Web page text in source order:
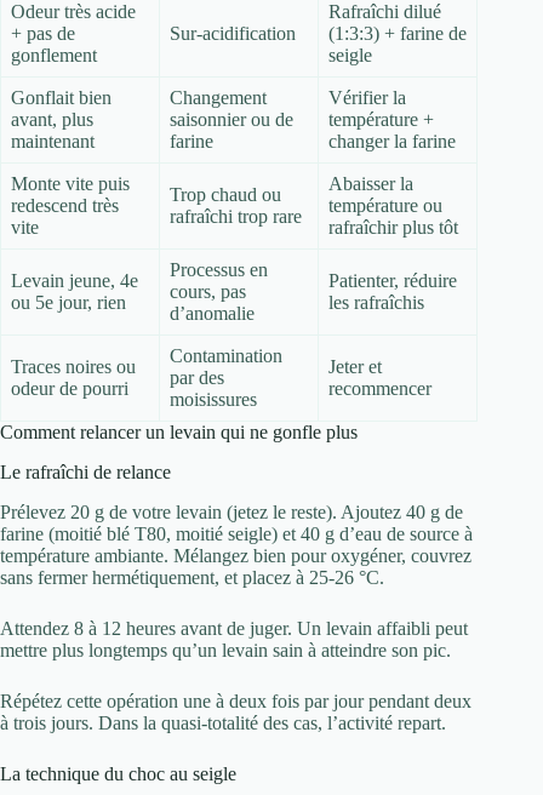
Odeur très acide
+ pas de
gonflement
Sur-acidification
Rafraîchi dilué
(1:3:3) + farine de
seigle
Gonflait bien
avant, plus
maintenant
Changement
saisonnier ou de
farine
Vérifier la
température +
changer la farine
Monte vite puis
redescend très
vite
Trop chaud ou
rafraîchi trop rare
Abaisser la
température ou
rafraîchir plus tôt
Levain jeune, 4e
ou 5e jour, rien
Processus en
cours, pas
d’anomalie
Patienter, réduire
les rafraîchis
Traces noires ou
odeur de pourri
Contamination
par des
moisissures
Jeter et
recommencer
Comment relancer un levain qui ne gonfle plus
Le rafraîchi de relance
Prélevez 20 g de votre levain (jetez le reste). Ajoutez 40 g de
farine (moitié blé T80, moitié seigle) et 40 g d’eau de source à
température ambiante. Mélangez bien pour oxygéner, couvrez
sans fermer hermétiquement, et placez à 25-26 °C.
Attendez 8 à 12 heures avant de juger. Un levain affaibli peut
mettre plus longtemps qu’un levain sain à atteindre son pic.
Répétez cette opération une à deux fois par jour pendant deux
à trois jours. Dans la quasi-totalité des cas, l’activité repart.
La technique du choc au seigle